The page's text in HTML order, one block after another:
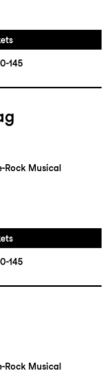
145
Rock Musical
145
Rock Musical